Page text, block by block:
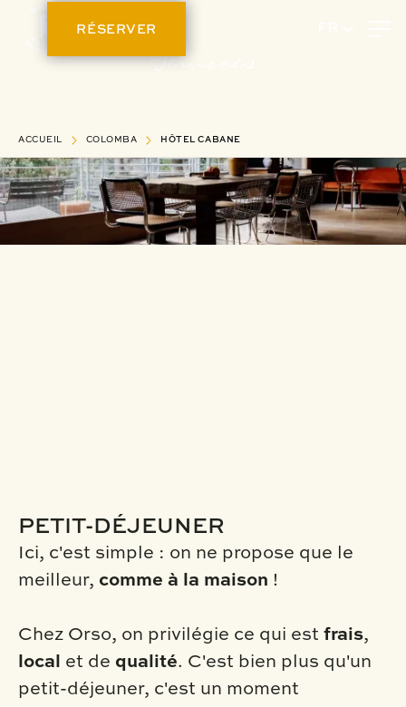
RÉSERVER
Services
ACCUEIL COLOMBA HÔTEL CABANE
PETIT-DÉJEUNER
Ici, c'est simple : on ne propose que le
meilleur, comme à la maison !
Chez Orso, on privilégie ce qui est frais,
local et de qualité. C'est bien plus qu'un
petit-déjeuner, c'est un moment